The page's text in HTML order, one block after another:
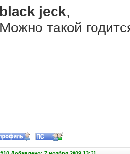
black jeck,
Можно такой